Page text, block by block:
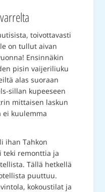
toivottavasti
on tullut aivan
Ensinnäkin
pisin vaijeriliuku
alas suoraan
sillan kupeeseen
mittaisen laskun
ei kuulemma
ihan Tahkon
teki remonttia ja
Tällä hetkellä
puuttuu.
kokoustilat ja